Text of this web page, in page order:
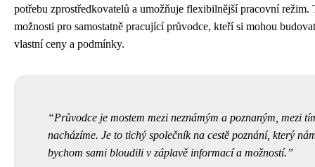
potřebu zprostředkovatelů a umožňuje flexibilnější pracovní režim.
možnosti pro samostatně pracující průvodce, kteří si mohou
vlastní ceny a podmínky.
Průvodce je mostem mezi neznámým a poznaným, mezi
nacházíme. Je to tichý společník na cestě poznání, který
bychom sami bloudili v záplavě informací a možností.